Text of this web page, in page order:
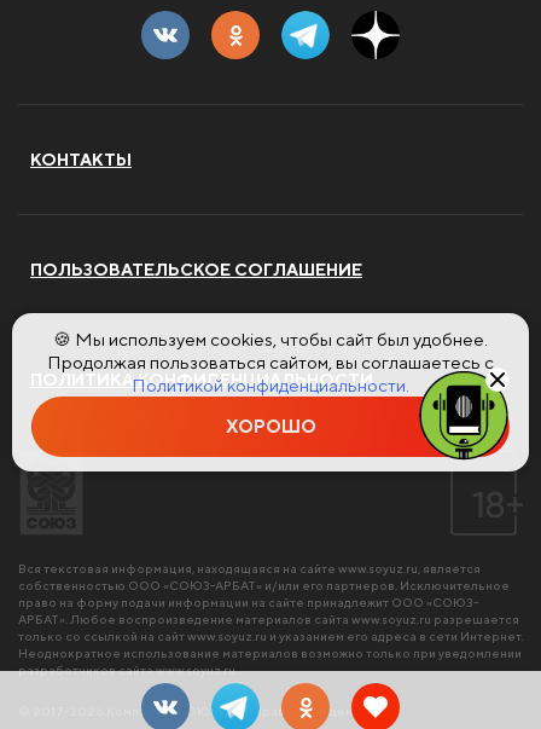
КОНТАКТЫ
ПОЛЬЗОВАТЕЛЬСКОЕ СОГЛАШЕНИЕ
ПОЛИТИКА КОНФИДЕНЦИАЛЬНОСТИ
Вся текстовая информация, находящаяся на сайте www.soyuz.ru , является
собственностью ООО «СОЮЗ-АРБАТ» и/или его партнеров. Исключительное
право на форму подачи информации на сайте принадлежит ООО «СОЮЗ-
АРБАТ». Любое воспроизведение материалов сайта www.soyuz.ru разрешается
только со ссылкой на сайтwww.soyuz.ru и указанием его адреса в сети Интернет.
Неоднократное использование материалов возможно только при уведомлении
разработчиков сайтаwww.soyuz.ru.
© 2017-2026 Компания «СОЮЗ». Все права защищены.
🍪 Мы используем cookies, чтобы сайт был удобнее.
Продолжая пользоваться сайтом, вы соглашаетесь с
Политикой конфиденциальности.
ХОРОШО